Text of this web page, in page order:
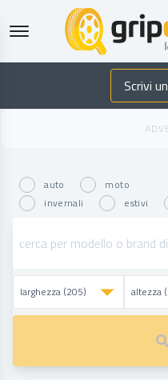
Scrivi
auto
moto
invernali
estivi